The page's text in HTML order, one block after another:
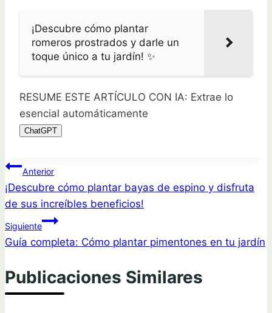
¡Descubre cómo plantar
romeros prostrados y darle un
toque único a tu jardín! ✨
RESUME ESTE ARTÍCULO CON IA: Extrae lo
esencial automáticamente
ChatGPT
Navegación
de
entradas
Anterior
¡Descubre cómo plantar bayas de espino y disfruta
de sus increíbles beneficios!
Siguiente
Guía completa: Cómo plantar pimentones en tu jardín
Publicaciones Similares